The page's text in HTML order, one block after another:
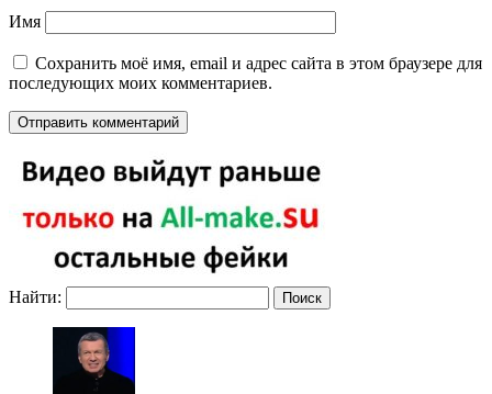
Имя
Сохранить моё имя, email и адрес сайта в этом браузере для
последующих моих комментариев.
Найти: